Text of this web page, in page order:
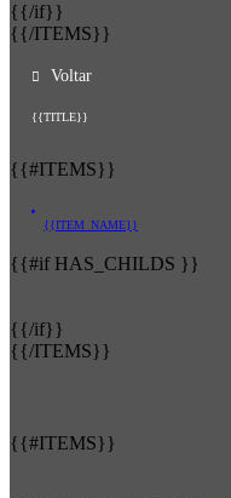
{{/if}}
{{/ITEMS}}
Voltar
{{TITLE}}
{{#ITEMS}}
{{ITEM_NAME}}
{{#if HAS_CHILDS }}
{{/if}}
{{/ITEMS}}
{{#ITEMS}}